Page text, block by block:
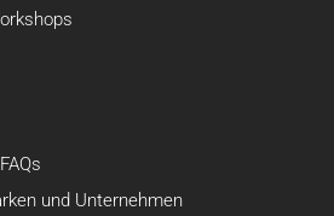
und Unternehmen